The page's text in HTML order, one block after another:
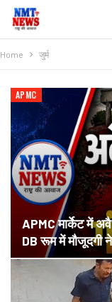
Home जुर्म
APMC
APMC मार्केट में
DB रूम में मौजूदगी